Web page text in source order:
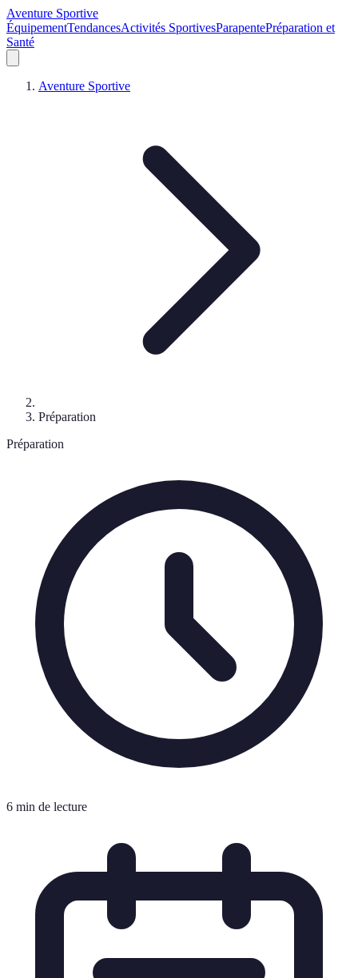
Aventure Sportive
ÉquipementTendancesActivités SportivesParapentePréparation et
Santé
Aventure Sportive
Préparation
Préparation
6 min de lecture